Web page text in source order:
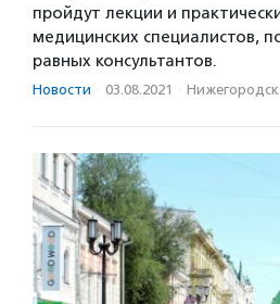
пройдут лекции и
медицинских специалистов,
равных консультантов.
Новости · 03.08.2021 ·